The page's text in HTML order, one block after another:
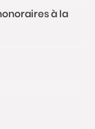
à la